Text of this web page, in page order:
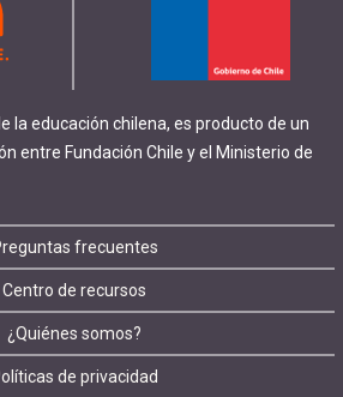
la educación chilena, es producto de un
entre Fundación Chile y el Ministerio de
frecuentes
Centro de recursos
¿Quiénes somos?
de privacidad